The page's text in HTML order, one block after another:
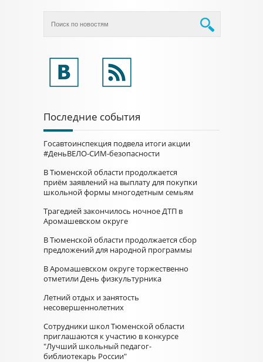
Последние события
Госавтоинспекция подвела итоги акции
#ДеньВЕЛО-СИМ-безопасности
В Тюменской области продолжается
приём заявлений на выплату для покупки
школьной формы многодетным семьям
Трагедией закончилось ночное ДТП в
Аромашевском округе
В Тюменской области продолжается сбор
предложений для народной программы
В Аромашевском округе торжественно
отметили День физкультурника
Летний отдых и занятость
несовершеннолетних
Сотрудники школ Тюменской области
приглашаются к участию в конкурсе
"Лучший школьный педагог-
библиотекарь России"